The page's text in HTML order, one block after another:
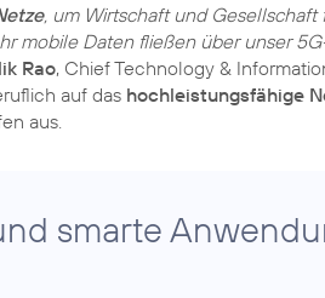
, um Wirtschaft und
mobile Daten fließen über unser
Rao, Chief Technology &
auf das hochleistungsfähige
aus.
smarte